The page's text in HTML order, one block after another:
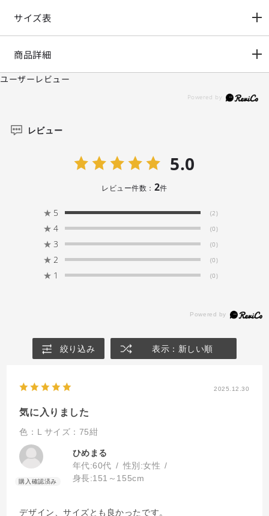
サイズ表
商品詳細
ユーザーレビュー
レビュー
5.0
レビュー件数： 2件
★ 5 (2)
★ 4 (0)
★ 3 (0)
★ 2 (0)
★ 1 (0)
絞り込み 表示：新しい順
2025.12.30
気に入りました
色：L サイズ：75紺
ひめまる
年代:60代 性別:女性
身長:151～155cm
デザイン、サイズとも良かったです。